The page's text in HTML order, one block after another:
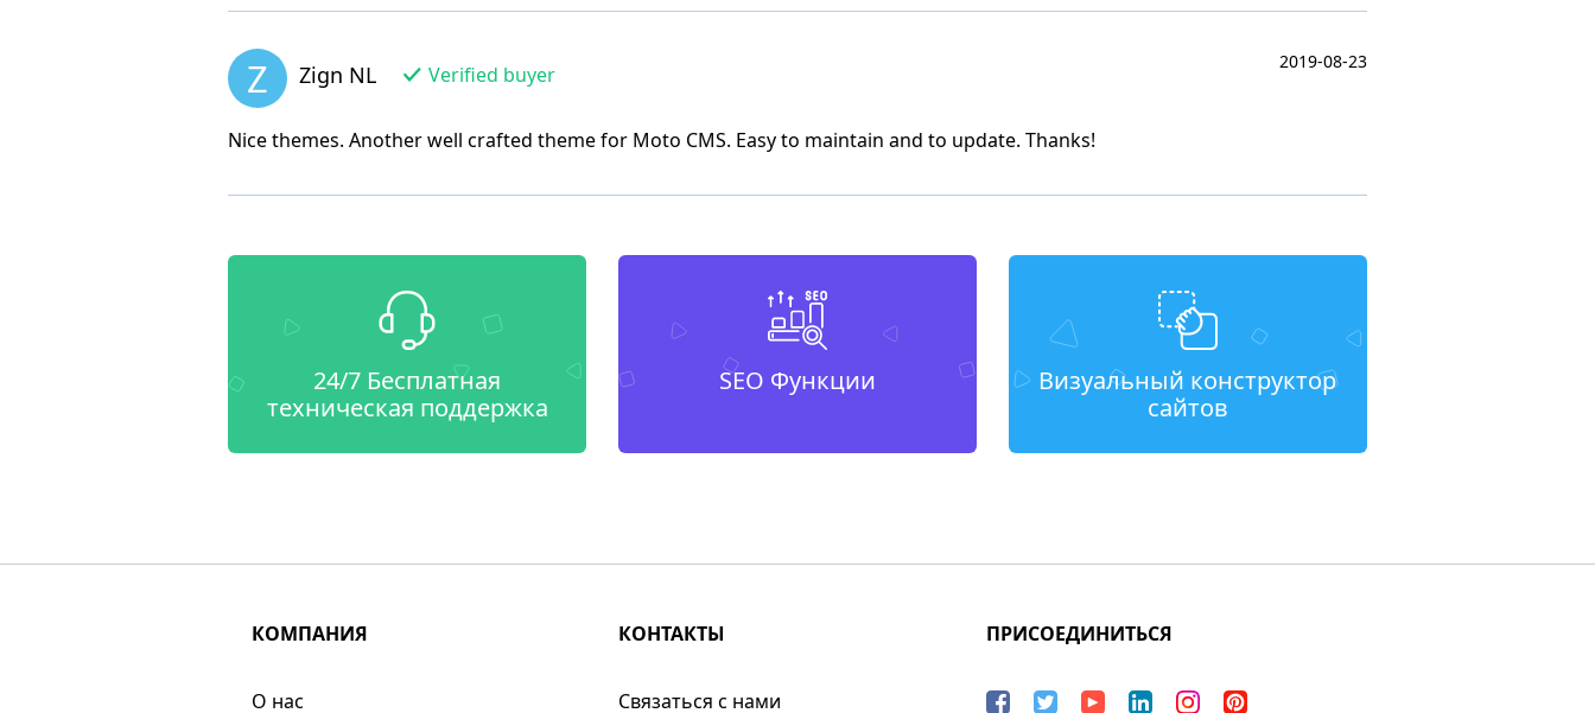
Z Zign NL Verified buyer
2019-08-23
Nice themes. Another well crafted theme for Moto CMS. Easy to maintain and to update. Thanks!
24/7 Бесплатная
техническая поддержка
SEO Функции
Визуальный конструктор
сайтов
КОМПАНИЯ
О нас​
КОНТАКТЫ
Связаться с нами
ПРИСОЕДИНИТЬСЯ